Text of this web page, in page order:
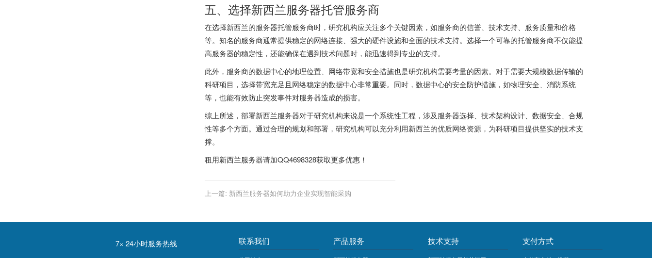
五、选择新西兰服务器托管服务商
在选择新西兰的服务器托管服务商时，研究机构应关注多个关键因素，如服务商的信誉、技术支持、服务质量和价格
等。知名的服务商通常提供稳定的网络连接、强大的硬件设施和全面的技术支持。选择一个可靠的托管服务商不仅能提
高服务器的稳定性，还能确保在遇到技术问题时，能迅速得到专业的支持。
此外，服务商的数据中心的地理位置、网络带宽和安全措施也是研究机构需要考量的因素。对于需要大规模数据传输的
科研项目，选择带宽充足且网络稳定的数据中心非常重要。同时，数据中心的安全防护措施，如物理安全、消防系统
等，也能有效防止突发事件对服务器造成的损害。
综上所述，部署新西兰服务器对于研究机构来说是一个系统性工程，涉及服务器选择、技术架构设计、数据安全、合规
性等多个方面。通过合理的规划和部署，研究机构可以充分利用新西兰的优质网络资源，为科研项目提供坚实的技术支
撑。
租用新西兰服务器请加QQ4698328获取更多优惠！
上一篇: 新西兰服务器如何助力企业实现智能采购
7× 24小时服务热线 联系我们 产品服务 技术支持 支付方式